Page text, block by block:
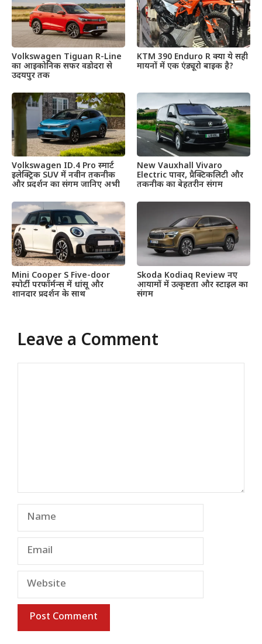
Volkswagen Tiguan R-Line
का आइकोनिक सफर वडोदरा से
उदयपुर तक
KTM 390 Enduro R क्या ये सही
मायनों में एक एंड्यूरो बाइक है?
Volkswagen ID.4 Pro स्मार्ट
इलेक्ट्रिक SUV में नवीन तकनीक
और प्रदर्शन का संगम जानिए अभी
New Vauxhall Vivaro
Electric पावर, प्रैक्टिकलिटी और
तकनीक का बेहतरीन संगम
Mini Cooper S Five-door
स्पोर्टी परफॉर्मन्स में धांसू और
शानदार प्रदर्शन के साथ
Skoda Kodiaq Review नए
आयामों में उत्कृष्टता और स्टाइल का
संगम
Leave a Comment
Name
Email
Website